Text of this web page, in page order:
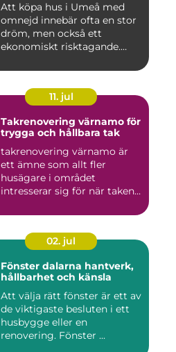
Att köpa hus i Umeå med
omnejd innebär ofta en stor
dröm, men också ett
ekonomiskt risktagande.
11. jul
Takrenovering värnamo för
trygga och hållbara tak
takrenovering värnamo är
ett ämne som allt fler
husägare i området
intresserar sig för när taken
02. jul
Fönster dalarna hantverk,
hållbarhet och känsla
Att välja rätt fönster är ett av
de viktigaste besluten i ett
husbygge eller en
renovering. Fönster ...